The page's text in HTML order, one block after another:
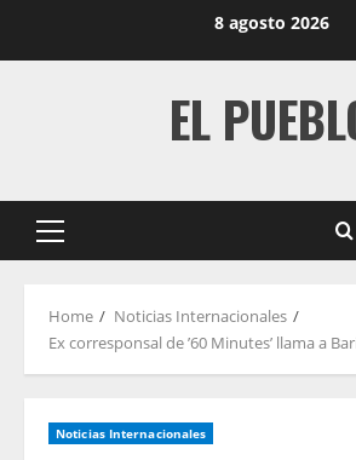
8 agosto 2026
EL
Primary
Home
Noticias Internacionales
Ex corresponsal de ’60 Minutes’ llama a
Noticias Internacionales